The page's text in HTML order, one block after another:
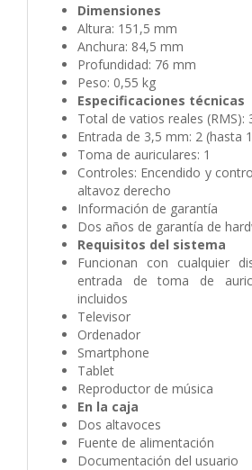
Dimensiones
Altura: 151,5 mm
Anchura: 84,5 mm
Profundidad: 76 mm
Peso: 0,55 kg
Especificaciones técnicas
Total de vatios reales (RMS):
Entrada de 3,5 mm: 2 (hasta
Toma de auriculares: 1
Controles: Encendido y
altavoz derecho
Información de garantía
Dos años de garantía de
Requisitos del sistema
Funcionan con cualquier
entrada de toma de
incluidos
Televisor
Ordenador
Smartphone
Tablet
Reproductor de música
En la caja
Dos altavoces
Fuente de alimentación
Documentación del usuario